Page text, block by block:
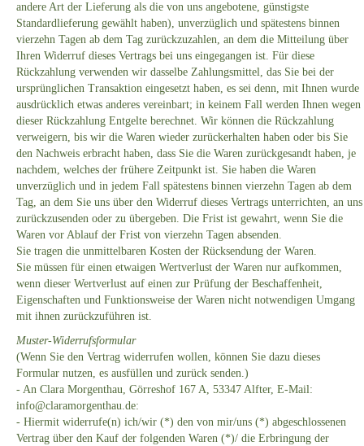
andere Art der Lieferung als die von uns angebotene, günstigste
Standardlieferung gewählt haben), unverzüglich und spätestens binnen
vierzehn Tagen ab dem Tag zurückzuzahlen, an dem die Mitteilung über
Ihren Widerruf dieses Vertrags bei uns eingegangen ist. Für diese
Rückzahlung verwenden wir dasselbe Zahlungsmittel, das Sie bei der
ursprünglichen Transaktion eingesetzt haben, es sei denn, mit Ihnen wurde
ausdrücklich etwas anderes vereinbart; in keinem Fall werden Ihnen wegen
dieser Rückzahlung Entgelte berechnet. Wir können die Rückzahlung
verweigern, bis wir die Waren wieder zurückerhalten haben oder bis Sie
den Nachweis erbracht haben, dass Sie die Waren zurückgesandt haben, je
nachdem, welches der frühere Zeitpunkt ist. Sie haben die Waren
unverzüglich und in jedem Fall spätestens binnen vierzehn Tagen ab dem
Tag, an dem Sie uns über den Widerruf dieses Vertrags unterrichten, an uns
zurückzusenden oder zu übergeben. Die Frist ist gewahrt, wenn Sie die
Waren vor Ablauf der Frist von vierzehn Tagen absenden.
Sie tragen die unmittelbaren Kosten der Rücksendung der Waren.
Sie müssen für einen etwaigen Wertverlust der Waren nur aufkommen,
wenn dieser Wertverlust auf einen zur Prüfung der Beschaffenheit,
Eigenschaften und Funktionsweise der Waren nicht notwendigen Umgang
mit ihnen zurückzuführen ist.
Muster-Widerrufsformular
(Wenn Sie den Vertrag widerrufen wollen, können Sie dazu dieses
Formular nutzen, es ausfüllen und zurück senden.)
- An Clara Morgenthau, Görreshof 167 A, 53347 Alfter, E-Mail:
info@claramorgenthau.de:
- Hiermit widerrufe(n) ich/wir (*) den von mir/uns (*) abgeschlossenen
Vertrag über den Kauf der folgenden Waren (*)/ die Erbringung der